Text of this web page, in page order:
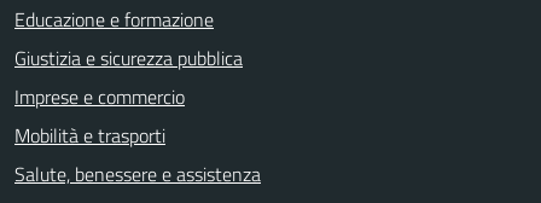
Educazione e formazione
Giustizia e sicurezza pubblica
Imprese e commercio
Mobilità e trasporti
Salute, benessere e assistenza